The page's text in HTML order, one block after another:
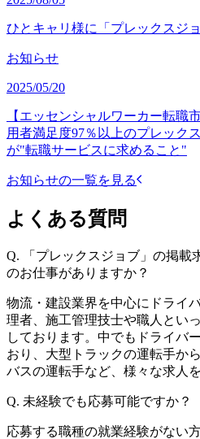
ひとキャリ様に「プレックスジ
お知らせ
2025/05/20
【エッセンシャルワーカー転職
用者満足度97％以上のプレック
が"転職サービスに求めること"
お知らせの一覧を見る
よくある質問
Q.
「プレックスジョブ」の掲
のお仕事がありますか？
物流・建設業界を中心にドライ
理者、施工管理技士や職人とい
しております。中でもドライバ
おり、大型トラックの運転手か
バスの運転手など、様々な求人
Q. 未経験でも応募可能ですか？
応募する職種の就業経験がない